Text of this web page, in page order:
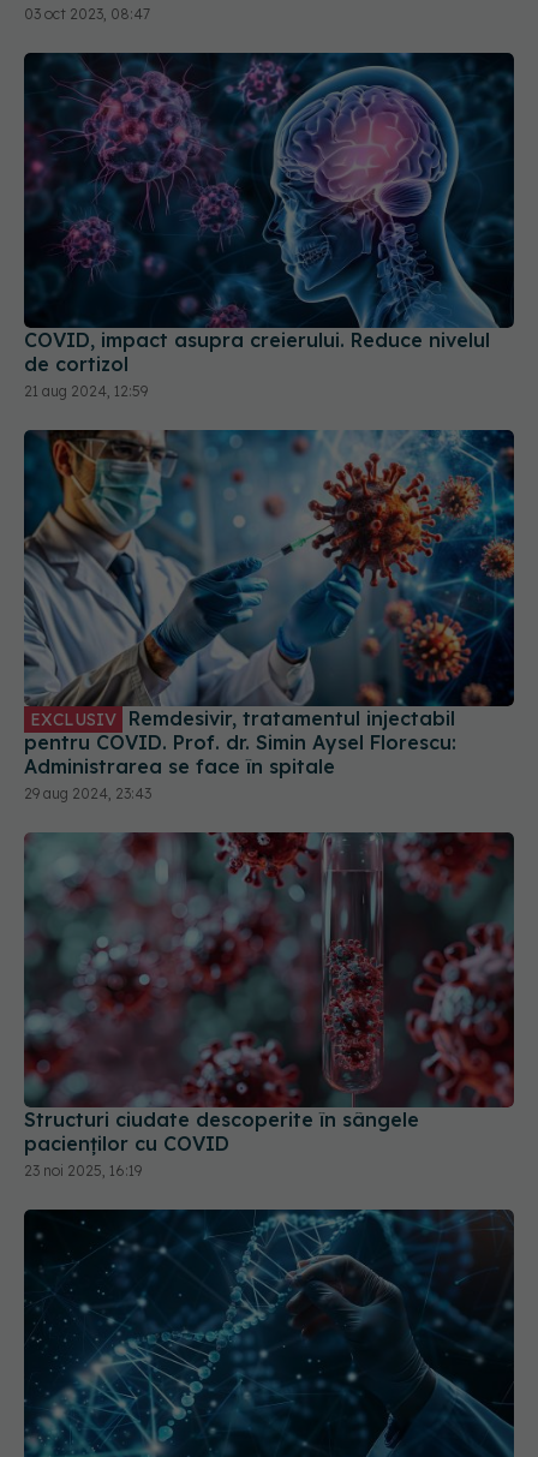
COVID, impact asupra creierului. Reduce nivelul
21 aug 2024, 12:59
EXCLUSIV
Remdesivir, tratamentul injectabil
pentru COVID. Prof. dr. Simin Aysel Florescu:
Administrarea se face în spitale
29 aug 2024, 23:43
Structuri ciudate descoperite în sângele
pacienților cu COVID
23 noi 2025, 16:19
ARN-ul autoamplificator, o nouă speranță pentru